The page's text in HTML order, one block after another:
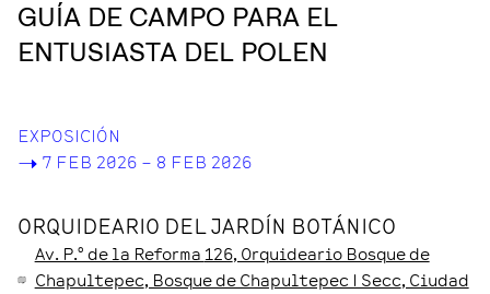
GUÍA DE CAMPO PARA EL
ENTUSIASTA DEL POLEN
EXPOSICIÓN
-> 7 FEB 2026 – 8 FEB 2026
ORQUIDEARIO DEL JARDÍN BOTÁNICO
Av. P.º de la Reforma 126, Orquideario Bosque de
Chapultepec, Bosque de Chapultepec I Secc, Ciudad